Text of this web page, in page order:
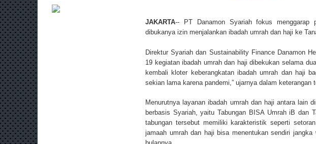
JAKARTA-- PT Danamon Syariah fokus menggarap
dibukanya izin menjalankan ibadah umrah dan haji ke
Direktur Syariah dan Sustainability Finance Danamon
19 kegiatan ibadah umrah dan haji dibekukan selama
kembali kloter keberangkatan ibadah umrah dan haji
sekian lama karena pandemi,” ujarnya dalam keterangan
Menurutnya layanan ibadah umrah dan haji antara lain
berbasis Syariah, yaitu Tabungan BISA Umrah iB dan
tabungan tersebut memiliki karakteristik seperti
jamaah umrah dan haji bisa menentukan sendiri